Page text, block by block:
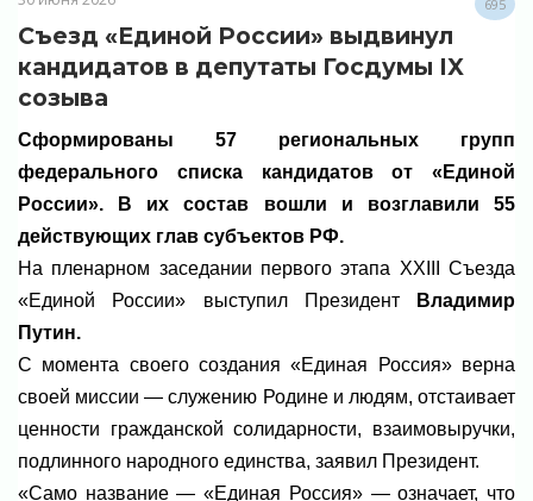
695
Съезд «Единой России» выдвинул
кандидатов в депутаты Госдумы IX
созыва
Сформированы 57 региональных групп
федерального списка кандидатов от «Единой
России». В их состав вошли и возглавили 55
действующих глав субъектов РФ.
На пленарном заседании первого этапа XXIII Съезда
«Единой России» выступил Президент
Владимир
Путин.
С момента своего создания «Единая Россия» верна
своей миссии — служению Родине и людям, отстаивает
ценности гражданской солидарности, взаимовыручки,
подлинного народного единства, заявил Президент.
«Само название — «Единая Россия» — означает, что